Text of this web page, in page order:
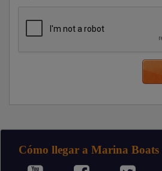
Cómo llegar a Marina Boats